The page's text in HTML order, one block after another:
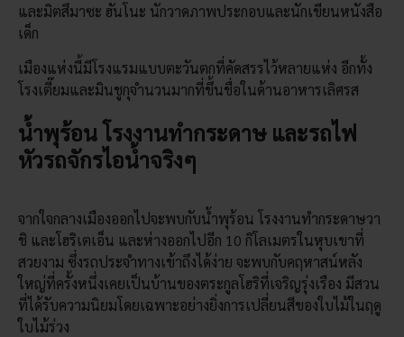
และมิตสึมาซะ ฮันโนะ นักวาดภาพประกอบและนักเขียนหนังสือ
เด็ก
เมืองแห่งนี้มีโรงแรมแบบตะวันตกที่คัดสรรไว้หลายแห่ง อีกทั้ง
โรงเตี๊ยมและมินชูกุจำนวนมากที่ขึ้นชื่อในด้านอาหารเลิศรส
น้ำพุร้อน โรงงานทำกระดาษ และรถไฟ
หัวรถจักรไอน้ำจริงๆ
จากใจกลางเมืองออกไปจะพบกับน้ำพุร้อน โรงงานทำกระดาษวา
ชิ และโฮริเตเอ็น และห่างออกไปอีก 10 กิโลเมตรในหุบเขาที่
สวยงาม ซึ่งรถประจำทางเข้าถึงได้ง่าย จะพบกับคฤหาสน์หลัง
ใหญ่ที่ครั้งหนึ่งเคยเป็นบ้านของตระกูลโฮริที่เจริญรุ่งเรือง มีสวน
ที่ได้รับความนิยมโดยเฉพาะอย่างยิ่งการเปลี่ยนสีของใบไม้ในฤดู
ใบไม้ร่วง